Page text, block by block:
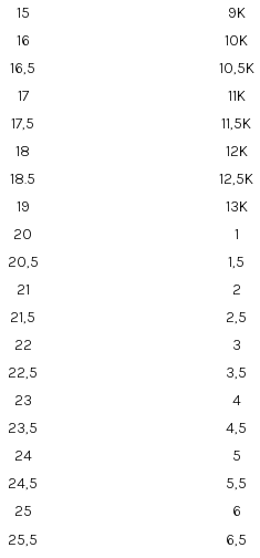
15
9K
16
10K
16,5
10,5K
17
11K
17,5
11,5K
18
12K
18.5
12,5K
19
13K
20
1
20,5
1,5
21
2
21,5
2,5
22
3
22,5
3,5
23
4
23,5
4,5
24
5
24,5
5,5
25
6
25,5 6,5